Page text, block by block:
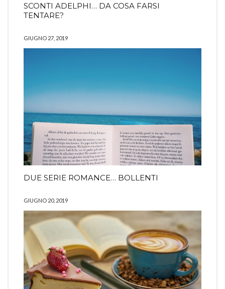
SCONTI ADELPHI… DA COSA FARSI
TENTARE?
GIUGNO 27, 2019
DUE SERIE ROMANCE… BOLLENTI
GIUGNO 20, 2019